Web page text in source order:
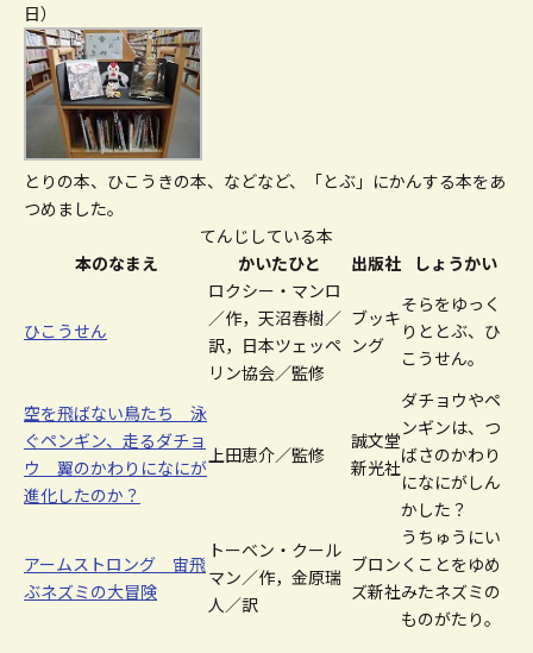
日）
とりの本、ひこうきの本、などなど、「とぶ」にかんする本をあ
つめました。
てんじしている本
本のなまえ
かいたひと 出版社 しょうかい
ひこうせん
ロクシー・マンロ
／作，天沼春樹／
訳，日本ツェッペ
リン協会／監修
ブッキ
ング
そらをゆっく
りととぶ、ひ
こうせん。
空を飛ばない鳥たち 泳
ぐペンギン、走るダチョ
ウ 翼のかわりになにが
進化したのか？
上田恵介／監修
誠文堂
新光社
ダチョウやペ
ンギンは、つ
ばさのかわり
になにがしん
かした？
アームストロング 宙飛
ぶネズミの大冒険
トーベン・クール
マン／作，金原瑞
人／訳
ブロン
ズ新社
うちゅうにい
くことをゆめ
みたネズミの
ものがたり。